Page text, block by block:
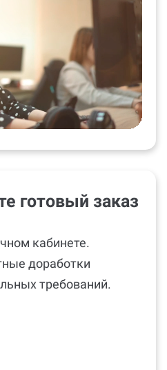
готовый заказ
кабинете.
доработки
требований.